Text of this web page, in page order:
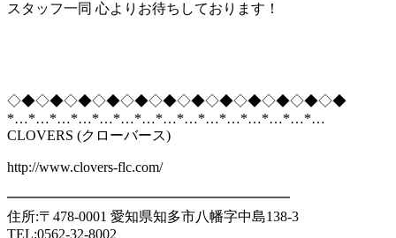
スタッフ一同 心よりお待ちしております！
◇◆◇◆◇◆◇◆◇◆◇◆◇◆◇◆◇◆◇◆◇◆◇◆
*…*…*…*…*…*…*…*…*…*…*…*…*…*…*…
CLOVERS (クローバース)
http://www.clovers-flc.com/
━━━━━━━━━━━━━━━━━━━━
住所:〒478-0001 愛知県知多市八幡字中島138-3
TEL:0562-32-8002